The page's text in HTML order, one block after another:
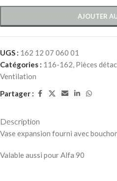
AJOUTER
UGS : 162 12 07 060 01
Catégories : 116-162, Pièces
Ventilation
Partager :
Description
Vase expansion fourni avec
Valable aussi pour Alfa 90